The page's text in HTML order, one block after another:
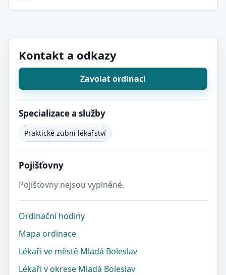
Kontakt a odkazy
Zavolat ordinaci
Specializace a služby
Praktické zubní lékařství
Pojišťovny
Pojišťovny nejsou vyplněné.
Ordinační hodiny
Mapa ordinace
Lékaři ve městě Mladá Boleslav
Lékaři v okrese Mladá Boleslav